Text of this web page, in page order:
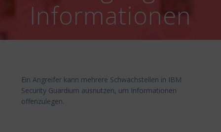
Informationen
Ein Angreifer kann mehrere Schwachstellen in IBM
Security Guardium ausnutzen, um Informationen
offenzulegen.